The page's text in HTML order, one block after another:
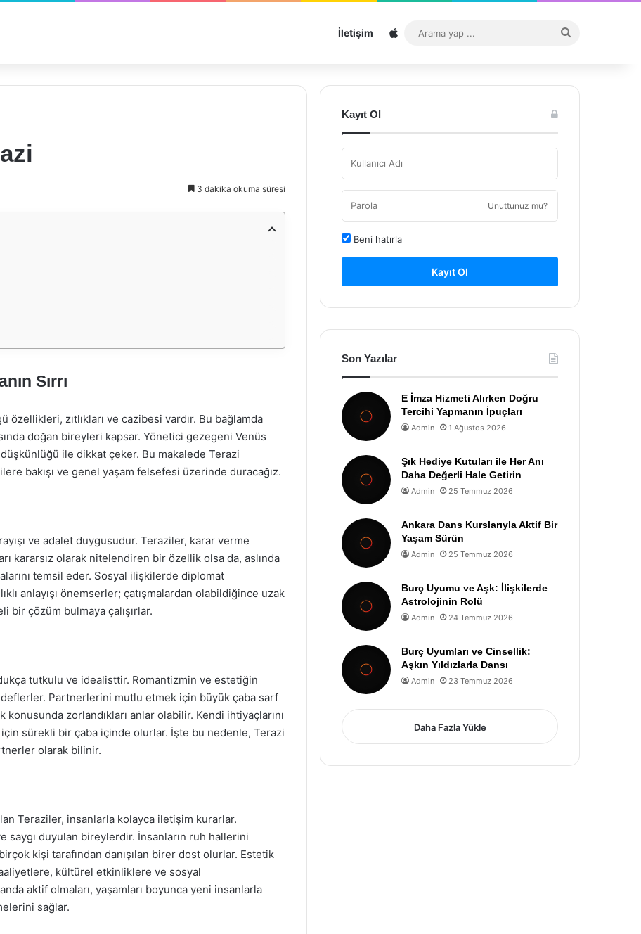
İletişim Sitemap
...
3 dakika okuma süresi
Sırrı
zıtlıkları ve cazibesi vardır. Bu bağlamda
doğan bireyleri kapsar. Yönetici gezegeni Venüs
ile dikkat çeker. Bu makalede Terazi
bakışı ve genel yaşam felsefesi üzerinde duracağız.
ve adalet duygusudur. Teraziler, karar verme
kararsız olarak nitelendiren bir özellik olsa da, aslında
temsil eder. Sosyal ilişkilerde diplomat
anlayışı önemserler; çatışmalardan olabildiğince uzak
bir çözüm bulmaya çalışırlar.
tutkulu ve idealisttir. Romantizmin ve estetiğin
Partnerlerini mutlu etmek için büyük çaba sarf
zorlandıkları anlar olabilir. Kendi ihtiyaçlarını
sürekli bir çaba içinde olurlar. İşte bu nedenle, Terazi
olarak bilinir.
Teraziler, insanlarla kolayca iletişim kurarlar.
saygı duyulan bireylerdir. İnsanların ruh hallerini
kişi tarafından danışılan birer dost olurlar. Estetik
kültürel etkinliklere ve sosyal
aktif olmaları, yaşamları boyunca yeni insanlarla
sağlar.
Kayıt Ol
Unuttunuz mu?
Beni hatırla
Kayıt Ol
Son Yazılar
E İmza Hizmeti Alırken Doğru
Tercihi Yapmanın İpuçları
Admin 1 Ağustos 2026
Şık Hediye Kutuları ile Her Anı
Daha Değerli Hale Getirin
Admin 25 Temmuz 2026
Ankara Dans Kurslarıyla Aktif Bir
Yaşam Sürün
Admin 25 Temmuz 2026
Burç Uyumu ve Aşk: İlişkilerde
Astrolojinin Rolü
Admin 24 Temmuz 2026
Burç Uyumları ve Cinsellik:
Aşkın Yıldızlarla Dansı
Admin 23 Temmuz 2026
Daha Fazla Yükle